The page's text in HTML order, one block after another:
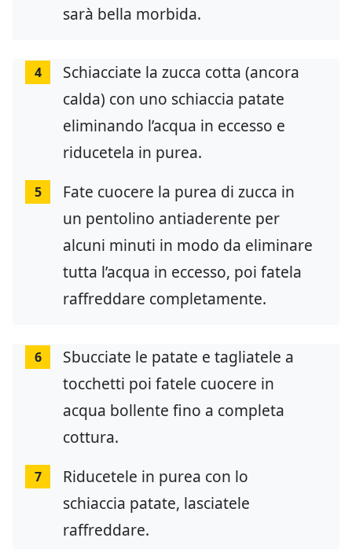
sarà bella morbida.
4
Schiacciate la zucca cotta (ancora
calda) con uno schiaccia patate
eliminando l’acqua in eccesso e
riducetela in purea.
5
Fate cuocere la purea di zucca in
un pentolino antiaderente per
alcuni minuti in modo da eliminare
tutta l’acqua in eccesso, poi fatela
raffreddare completamente.
6
Sbucciate le patate e tagliatele a
tocchetti poi fatele cuocere in
acqua bollente fino a completa
cottura.
7
Riducetele in purea con lo
schiaccia patate, lasciatele
raffreddare.